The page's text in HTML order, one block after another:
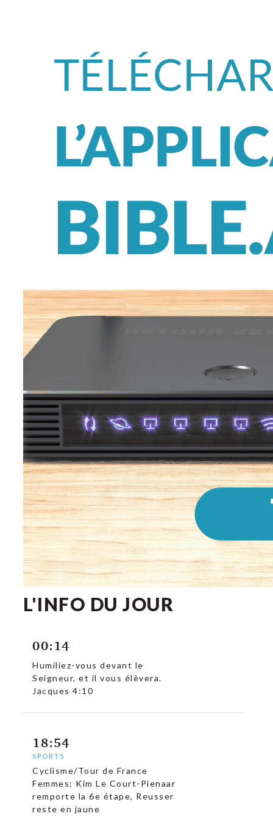
L'INFO DU JOUR
00:14
Humiliez-vous devant le
Seigneur, et il vous élèvera.
Jacques 4:10
18:54
SPORTS
Cyclisme/Tour de France
Femmes: Kim Le Court-Pienaar
remporte la 6e étape, Reusser
reste en jaune